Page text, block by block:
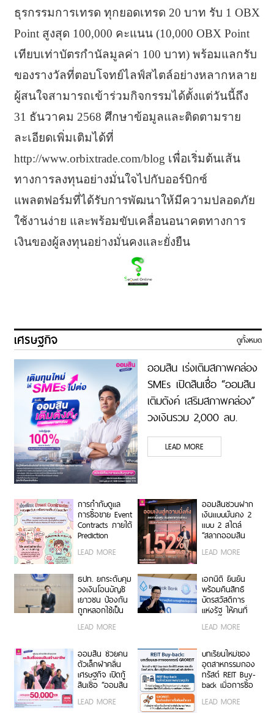
ธุรกรรมการเทรด ทุกยอดเทรด 20 บาท รับ 1 OBX
Point สูงสุด 100,000 คะแนน (10,000 OBX Point
เทียบเท่าบัตรกำนัลมูลค่า 100 บาท) พร้อมแลกรับ
ของรางวัลที่ตอบโจทย์ไลฟ์สไตล์อย่างหลากหลาย
ผู้สนใจสามารถเข้าร่วมกิจกรรมได้ตั้งแต่วันนี้ถึง
31 ธันวาคม 2568 ศึกษาข้อมูลและติดตามราย
ละเอียดเพิ่มเติมได้ที่
http://www.orbixtrade.com/blog เพื่อเริ่มต้นเส้น
ทางการลงทุนอย่างมั่นใจไปกับออร์บิกซ์
แพลตฟอร์มที่ได้รับการพัฒนาให้มีความปลอดภัย
ใช้งานง่าย และพร้อมขับเคลื่อนอนาคตทางการ
เงินของผู้ลงทุนอย่างมั่นคงและยั่งยืน
เศรษฐกิจ ดูทั้งหมด
ออมสิน เร่งเติมสภาพคล่อง
SMEs เปิดสินเชื่อ “ออมสิน
เติมตังค์ เสริมสภาพคล่อง”
วงเงินรวม 2,000 ลบ.
LEAD MORE
การกำกับดูแล
การซื้อขาย Event
Contracts ภายใต้
Prediction
พัฒนาการในต่าง
ของไทย
LEAD MORE
ออมสินชวนฝาก
เงินแบบมั่นคง 2
แบบ 2 สไตล์
“สลากออมสิน
ลุ้นรางวัลเดือนละ
รอบ กับ “เงิน
ฝากออมสิน
ออมสุข” ฝาก 3
ปี รับดอกเบี้ยทุก
เดือนเทียบเท่า
ฝากประจำ 1.52%
ภาษี
LEAD MORE
ธปท. ยกระดับคุม
วงเงินโอนบัญชี
เยาวชน ป้องกัน
ถูกหลอกใช้เป็น
บัญชีม้า
LEAD MORE
เอกนิติ ยืนยัน
พร้อมคืนสิทธิ
บัตรสวัสดิการ
แห่งรัฐ ให้คนที่
โดนหลอกเป็น
กรรมการ หรือ
ประมาณไม่ใช่
ปัญหา ต้องการ
ช่วยเหลือคนไทย
มากกว่า จ่อทำ
ทักษะ ช่วยคนใน
LEAD MORE
ออมสิน ช่วยคน
ตัวเล็กฝ่าคลื่น
เศรษฐกิจ เปิดกู้
สินเชื่อ “ออมสิน
วงเงินสูงสุด
LEAD MORE
บทเรียนใหม่ของ
อุตสาหกรรมกอง
ทรัสต์ REIT Buy-
back เมื่อการซื้อ
กำหนด…ผู้ถือ
LEAD MORE